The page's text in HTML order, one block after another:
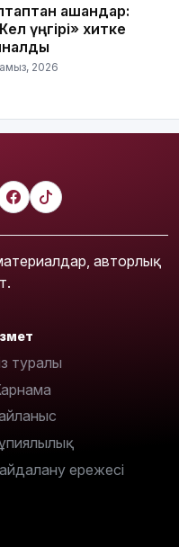
қашқандар:
үңгірі» хитке
2026
авторлық
туралы
ережесі